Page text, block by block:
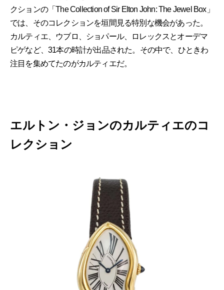
クションの「The Collection of Sir Elton John: The Jewel Box」
では、そのコレクションを垣間見る特別な機会があった。
カルティエ、ウブロ、ショパール、ロレックスとオーデマ
ピゲなど、31本の時計が出品された。その中で、ひときわ
注目を集めてたのがカルティエだ。
エルトン・ジョンのカルティエのコ
レクション